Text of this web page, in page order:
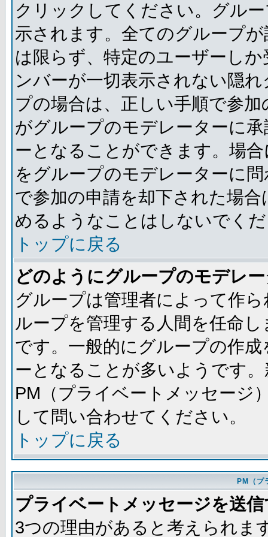
クリックしてください。グル
示されます。全てのグループ
は限らず、特定のユーザーし
ンバーが一切表示されない隠
プの場合は、正しい手順で参
がグループのモデレーターに
ーとなることができます。場
をグループのモデレーターに
で参加の申請を却下された場
めるようなことはしないでく
トップに戻る
どのようにグループのモデレ
グループは管理者によって作
ループを管理する人間を任命
です。一般的にグループの作
ーとなることが多いようです
PM（プライベートメッセージ
して問い合わせてください。
トップに戻る
PM（プ
プライベートメッセージを送
3つの理由があると考えられま